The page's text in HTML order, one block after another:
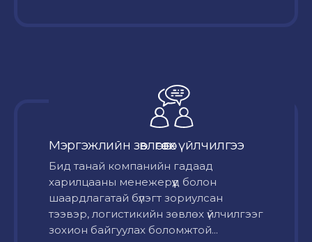
Мэргэжлийн зөвлөгөө өгөх үйлчилгээ
Бид танай компанийн гадаад
харилцааны менежерүүд болон
шаардлагатай бүлэгт зориулсан
тээвэр, логистикийн зөвлөх үйлчилгээг
зохион байгуулах боломжтой...